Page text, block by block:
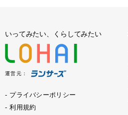
いってみたい、くらしてみたい
運営元：
プライバシーポリシー
利用規約